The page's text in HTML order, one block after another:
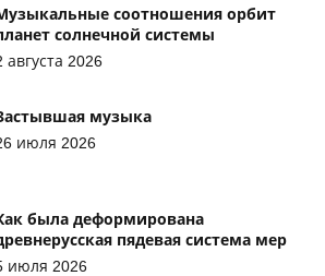
соотношения орбит
солнечной системы
августа 2026
музыка
июля 2026
была деформирована
пядевая система мер
июля 2026